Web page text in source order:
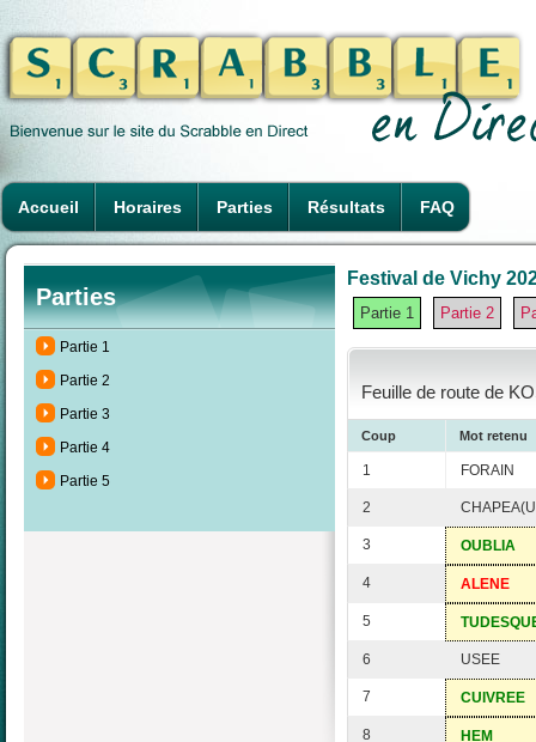
Accueil Horaires Parties Résultats FAQ
Parties
Partie 1
Partie 2
Partie 3
Partie 4
Partie 5
Festival de Vichy
Partie 1 Partie 2
Feuille de route de
Coup Mot retenu
1 FORAIN
2
3 OUBLIA
4 ALENE
5
6 USEE
7 CUIVREE
8 HEM